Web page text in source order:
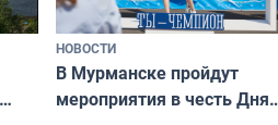
НОВОСТИ
В Мурманске пройдут
мероприятия в честь Дня